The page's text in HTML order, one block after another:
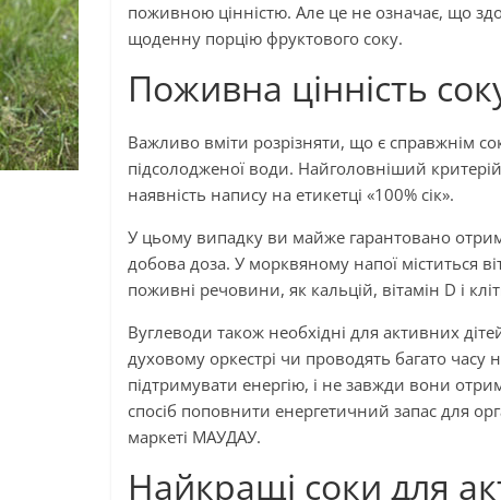
поживною цінністю. Але це не означає, що
щоденну порцію фруктового соку.
Поживна цінність
Важливо вміти розрізняти, що є справжнім
підсолодженої води. Найголовніший
наявність напису на етикетці «100% сік».
У цьому випадку ви майже гарантовано
добова доза. У морквяному напої міститься
поживні речовини, як кальцій, вітамін D і
Вуглеводи також необхідні для активних
духовому оркестрі чи проводять багато часу
підтримувати енергію, і не завжди вони
спосіб поповнити енергетичний запас для
маркеті МАУДАУ.
Найкращі соки для